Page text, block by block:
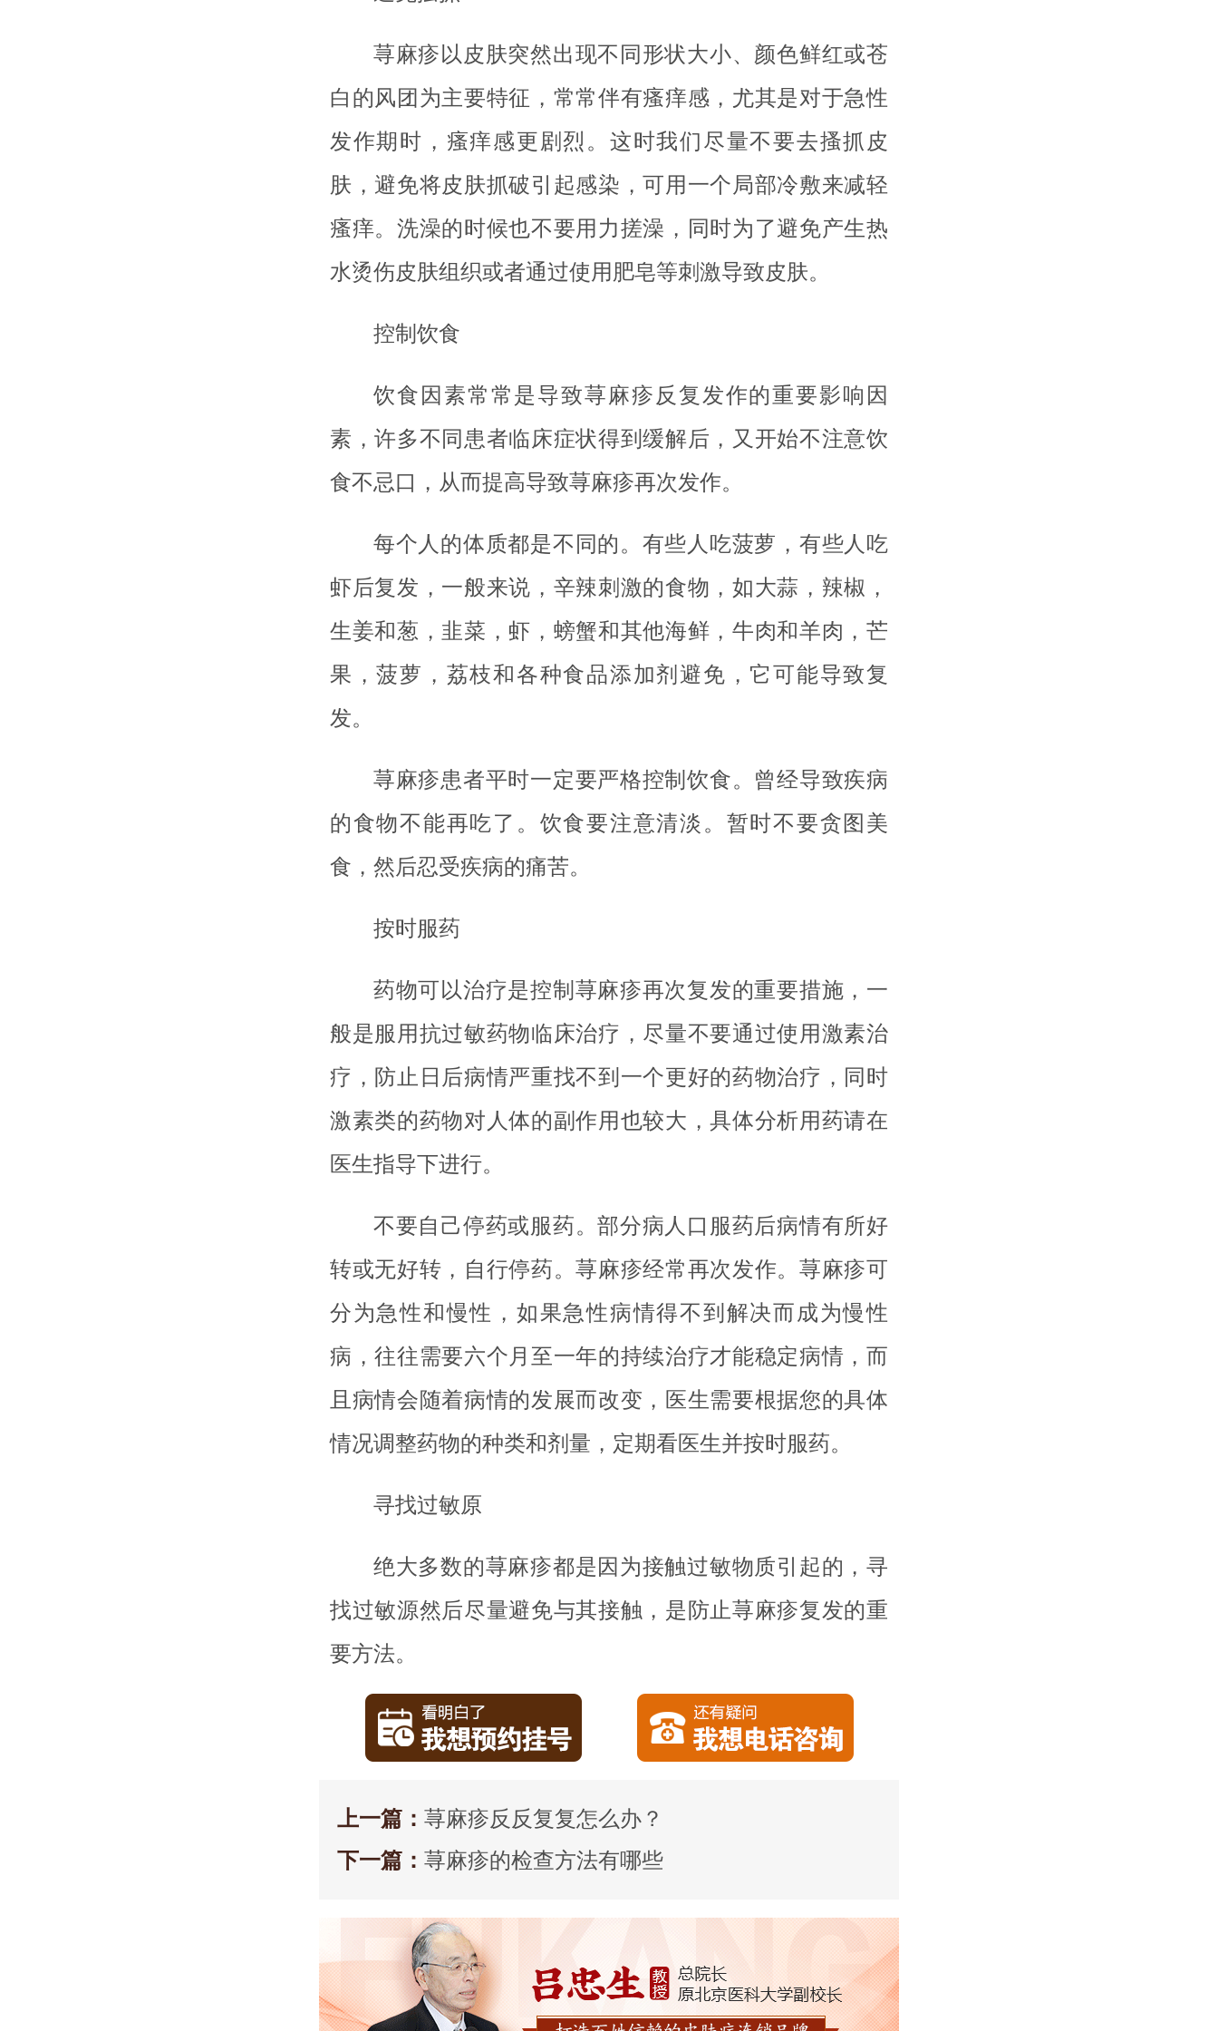
荨麻疹以皮肤突然出现不同形状大小、颜色鲜红或苍
白的风团为主要特征，常常伴有瘙痒感，尤其是对于急性
发作期时，瘙痒感更剧烈。这时我们尽量不要去搔抓皮
肤，避免将皮肤抓破引起感染，可用一个局部冷敷来减轻
瘙痒。洗澡的时候也不要用力搓澡，同时为了避免产生热
水烫伤皮肤组织或者通过使用肥皂等刺激导致皮肤。
控制饮食
饮食因素常常是导致荨麻疹反复发作的重要影响因
素，许多不同患者临床症状得到缓解后，又开始不注意饮
食不忌口，从而提高导致荨麻疹再次发作。
每个人的体质都是不同的。有些人吃菠萝，有些人吃
虾后复发，一般来说，辛辣刺激的食物，如大蒜，辣椒，
生姜和葱，韭菜，虾，螃蟹和其他海鲜，牛肉和羊肉，芒
果，菠萝，荔枝和各种食品添加剂避免，它可能导致复
发。
荨麻疹患者平时一定要严格控制饮食。曾经导致疾病
的食物不能再吃了。饮食要注意清淡。暂时不要贪图美
食，然后忍受疾病的痛苦。
按时服药
药物可以治疗是控制荨麻疹再次复发的重要措施，一
般是服用抗过敏药物临床治疗，尽量不要通过使用激素治
疗，防止日后病情严重找不到一个更好的药物治疗，同时
激素类的药物对人体的副作用也较大，具体分析用药请在
医生指导下进行。
不要自己停药或服药。部分病人口服药后病情有所好
转或无好转，自行停药。荨麻疹经常再次发作。荨麻疹可
分为急性和慢性，如果急性病情得不到解决而成为慢性
病，往往需要六个月至一年的持续治疗才能稳定病情，而
且病情会随着病情的发展而改变，医生需要根据您的具体
情况调整药物的种类和剂量，定期看医生并按时服药。
寻找过敏原
绝大多数的荨麻疹都是因为接触过敏物质引起的，寻
找过敏源然后尽量避免与其接触，是防止荨麻疹复发的重
要方法。
上一篇： 荨麻疹反反复复怎么办？
下一篇： 荨麻疹的检查方法有哪些